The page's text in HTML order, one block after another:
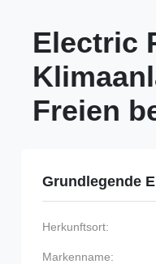
Electric
Freien
Grundlegende
Herkunftsort:
Markenname: